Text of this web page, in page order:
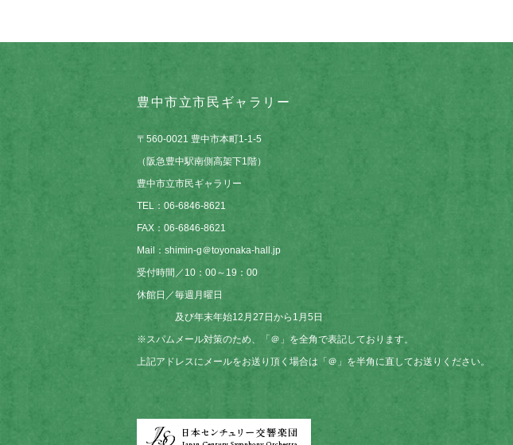
豊中市立市民ギャラリー
〒560-0021 豊中市本町1-1-5
（阪急豊中駅南側高架下1階）
豊中市立市民ギャラリー
TEL：06-6846-8621
FAX：06-6846-8621
Mail：shimin-g＠toyonaka-hall.jp
受付時間／10：00～19：00
休館日／毎週月曜日
及び年末年始12月27日から1月5日
※スパムメール対策のため、「＠」を全角で表記しております。
上記アドレスにメールをお送り頂く場合は「＠」を半角に直してお送りください。